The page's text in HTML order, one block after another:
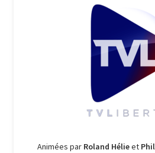
Animées par Roland Hélieet